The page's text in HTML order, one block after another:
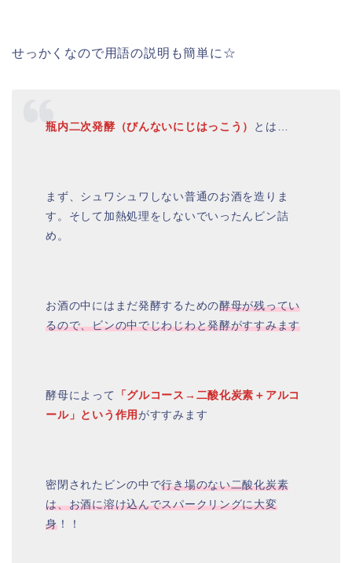
せっかくなので用語の説明も簡単に☆
瓶内二次発酵（びんないにじはっこう） とは…
まず、シュワシュワしない普通のお酒を造りま
す。そして加熱処理をしないでいったんビン詰
め。
お酒の中にはまだ発酵するための酵母が残ってい
るので、ビンの中でじわじわと発酵がすすみます
酵母によって
「グルコース→二酸化炭素＋アルコ
ール」という作用がすすみます
密閉されたビンの中で行き場のない二酸化炭素
は、お酒に溶け込んでスパークリングに大変
身！！